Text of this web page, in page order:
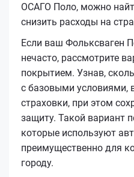
ОСАГО Поло, можно
снизить расходы на
Если ваш Фольксваген
нечасто, рассмотрите
покрытием. Узнав,
с базовыми условиями,
страховки, при этом
защиту. Такой вариант
которые используют
преимущественно для
городу.